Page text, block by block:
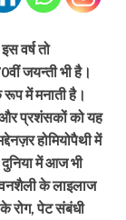
वर्ष तो
जयन्ती भी है।
रूप में मनाती है।
और प्रशंसकों को यह
होमियोपैथी में
में आज भी
के लाइलाज
के रोग, पेट संबंधी